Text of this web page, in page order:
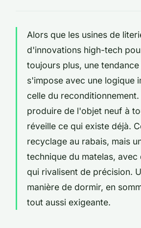
Alors que les usines de
d'innovations high-tech
toujours plus, une
s'impose avec une logique
celle du
produire de l'objet neuf à
réveille ce qui existe déjà.
recyclage au rabais, mais
technique du matelas,
qui rivalisent de précision.
manière de dormir, en
tout aussi exigeante.